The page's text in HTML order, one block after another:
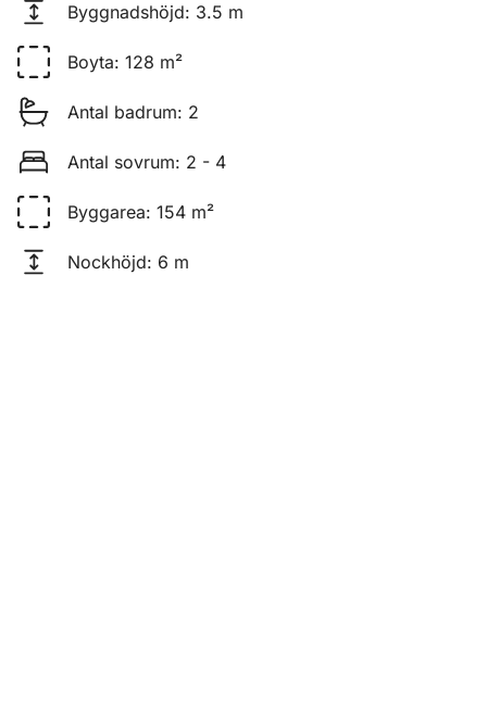
Byggnadshöjd: 3.5 m
Boyta: 128 m²
Antal badrum: 2
Antal sovrum: 2 - 4
Byggarea: 154 m²
Nockhöjd: 6 m